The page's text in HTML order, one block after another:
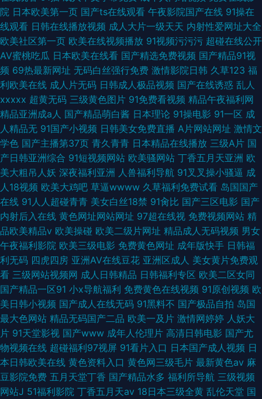
院 日本欧美第一页 国产ts在线观看 午夜影院国产在线 91操在
线观看 日韩在线播放视频 成人大片一级天天 内射性爱网址大全
欧美社区第一页 欧美在线视频播放 91视频污污污 超碰在线公开
AV蜜桃吃瓜 日本欧美在线看 国产精选免费视频 国产精品91视
频 69热最新网址 无码白丝强行免费 激情影院日韩 久草123 福
利欧美在线 成人片无码 日韩成人极品视频 国产在线诱惑 乱人
xxxxx 超黄无码 三级黄色图片 91免费看视频 精品午夜福利网
精品亚洲成a人 国产精品萌白酱 日本理论 91操电影 91一区 成
人精品无 91国产小视频 日韩美女免费直播 A片网站网址 激情文
学色 国产主播第37页 青久青青 日本精品在线播放 三级A片 国
产日韩亚洲综合 91短视频网站 欧美骚网站 丁香五月天亚洲 欧
美大粗吊人妖 深夜福利亚洲 人兽福利导航 91叉叉操小骚逼 成
人18视频 欧美大鸡吧 草逼wwww 久草福利免费试看 岛国国产
在线 91人人超碰青青 美女白丝18禁 91肏比 国产三区电影 国产
内射后入在线 黄色网址网站网址 97超在线视 免费视频网站 精
品欧美精品v 欧美操碰 欧美二级片网址 精品成人无码视频 男女
午夜福利影院 欧美三级电影 免费黄色网址 成年版快手 日韩福
利无码 四虎四房 亚洲AV在线豆花 亚洲区成人 美女黄片免费观
看 三级网站视频网 成人日韩精品 日韩福利专区 欧美二区女同
国产精品一区91 小x导航福利 免费黄色在线视频 91原创视频 欧
美日韩小视频 国产成人在线无码 91黑料不 国产极品自拍 岛国
最大色网站 精品无码国产二品 欧美一及片 激情网婷婷 人妖大
片 91天堂影视 国产www 成年人伦理片 高清日韩电影 国产尤
物视频在线 超碰福利97视屏 91看片入口 日本国产成人视频 日
本日韩欧美在线 黄色资料入口 黄色网三级毛片 最新黄色av 麻
豆影院免费 五月天堂丁香 国产精品水多 福利所导航 三级视频
网站J 51福利影院 丁香五月天av 18日本三级全黄 乱伦天堂 国